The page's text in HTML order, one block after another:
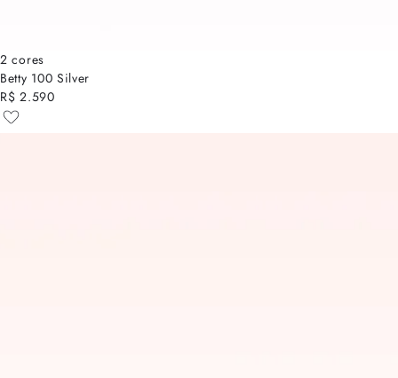
2 cores
Betty 100 Silver
R$ 2.590